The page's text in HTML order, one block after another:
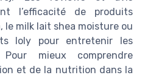
l’efficacité de produits
le milk lait shea moisture ou
loly pour entretenir les
mieux comprendre
et de la nutrition dans la